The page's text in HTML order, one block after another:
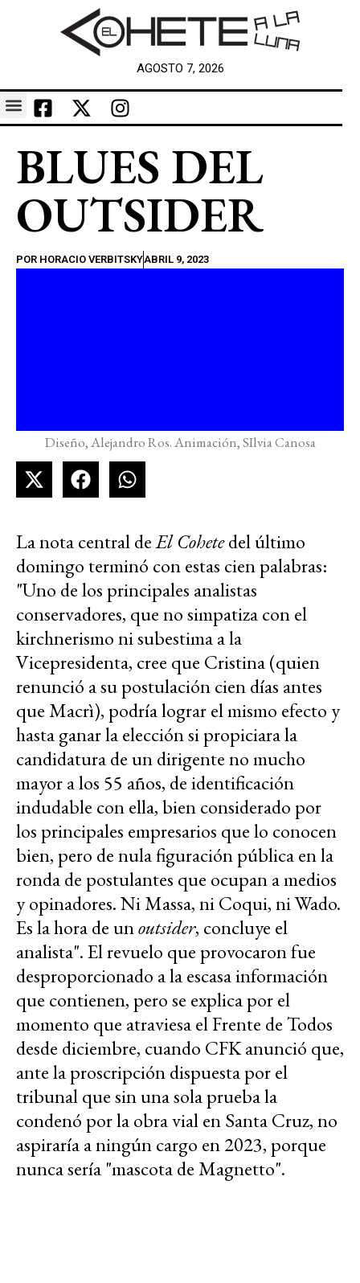
AGOSTO 7, 2026
BLUES DEL
OUTSIDER
POR HORACIO VERBITSKYABRIL 9, 2023
Diseño, Alejandro Ros. Animación, SIlvia Canosa
La nota central deEl Cohetedel último
domingo terminó con estas cien palabras:
"Uno de los principales analistas
conservadores, que no simpatiza con el
kirchnerismo ni subestima a la
Vicepresidenta, cree que Cristina (quien
renunció a su postulación cien días antes
que Macrì), podría lograr el mismo efecto y
hasta ganar la elección si propiciara la
candidatura de un dirigente no mucho
mayor a los 55 años, de identificación
indudable con ella, bien considerado por
los principales empresarios que lo conocen
bien, pero de nula figuración pública en la
ronda de postulantes que ocupan a medios
y opinadores. Ni Massa, ni Coqui, ni Wado.
Es la hora de unoutsider, concluye el
analista". El revuelo que provocaron fue
desproporcionado a la escasa información
que contienen, pero se explica por el
momento que atraviesa el Frente de Todos
desde diciembre, cuando CFK anunció que,
ante la proscripción dispuesta por el
tribunal que sin una sola prueba la
condenó por la obra vial en Santa Cruz, no
aspiraría a ningún cargo en 2023, porque
nunca sería "mascota de Magnetto".